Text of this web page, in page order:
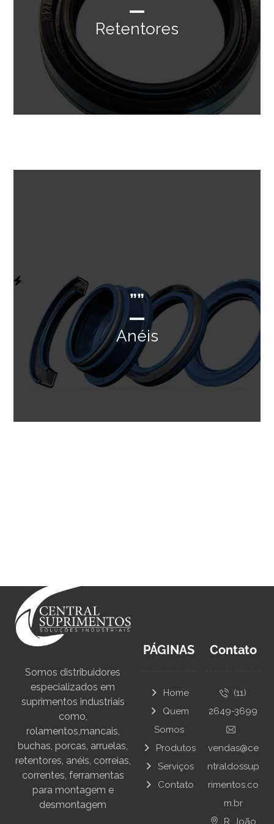
Retentores
””
Anéis
Somos distribuidores
especializados em
suprimentos industriais
como,
rolamentos,mancais,
buchas, porcas, arruelas,
retentores, anéis, correias,
correntes, ferramentas
para montagem e
desmontagem
PÁGINAS
Home
Quem
Somos
Produtos
Serviços
Contato
Contato
(11)
2649-3699
vendas@ce
ntraldossup
rimentos.co
m.br
R. João